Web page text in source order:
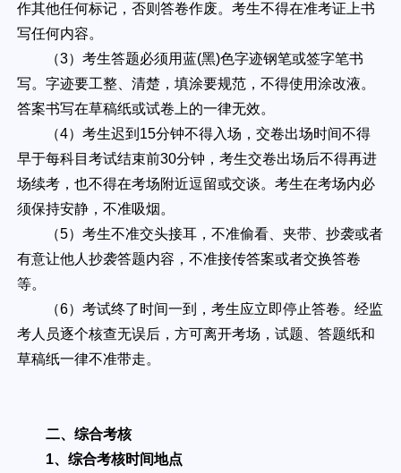
作其他任何标记，否则答卷作废。考生不得在准考证上书
写任何内容。
（3）考生答题必须用蓝(黑)色字迹钢笔或签字笔书
写。字迹要工整、清楚，填涂要规范，不得使用涂改液。
答案书写在草稿纸或试卷上的一律无效。
（4）考生迟到15分钟不得入场，交卷出场时间不得
早于每科目考试结束前30分钟，考生交卷出场后不得再进
场续考，也不得在考场附近逗留或交谈。考生在考场内必
须保持安静，不准吸烟。
（5）考生不准交头接耳，不准偷看、夹带、抄袭或者
有意让他人抄袭答题内容，不准接传答案或者交换答卷
等。
（6）考试终了时间一到，考生应立即停止答卷。经监
考人员逐个核查无误后，方可离开考场，试题、答题纸和
草稿纸一律不准带走。
二、综合考核
1、综合考核时间地点